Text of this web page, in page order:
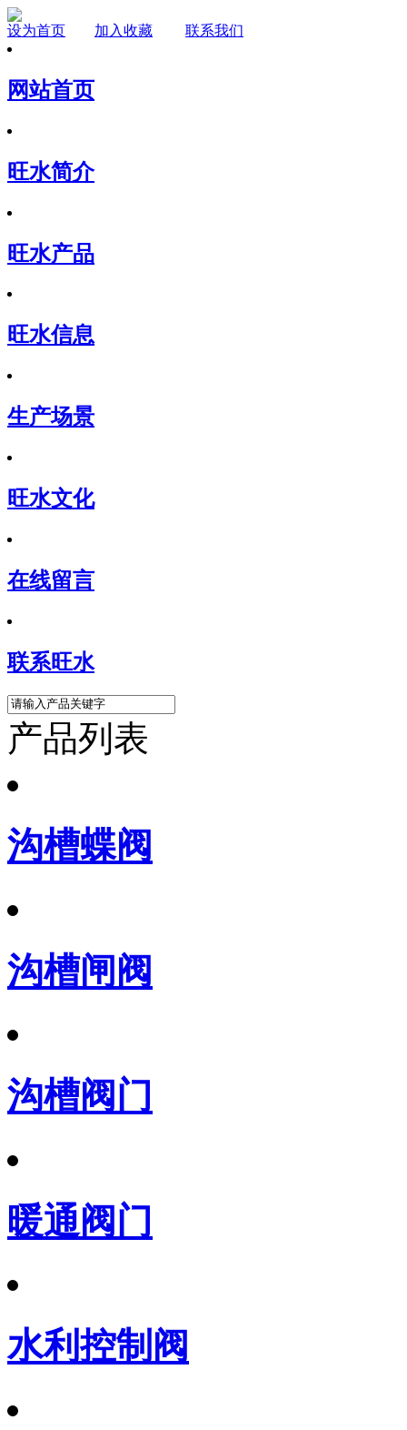
设为首页 加入收藏 联系我们
网站首页
旺水简介
旺水产品
旺水信息
生产场景
旺水文化
在线留言
联系旺水
产品列表
沟槽蝶阀
沟槽闸阀
沟槽阀门
暖通阀门
水利控制阀